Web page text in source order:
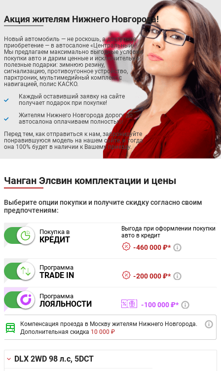
Акция жителям Нижнего Новгорода!
Новый автомобиль — не роскошь, а доступное
приобретение — в автосалоне «Центральный»!
Мы предлагаем максимально выгодные условия
покупки авто и дарим ценные и исключительно
полезные подарки: зимнюю резину,
сигнализацию, противоугонное устройство,
парктроник, мультимедийный комплекс с
навигацией, полис КАСКО.
Каждый оставивший заявку на сайте
получает подарок при покупке!
Жителям Нижнего Новгорода дорогу до
автосалона оплачиваем полностью!
Перед тем, как отправиться к нам, забронируйте
понравившуюся модель на нашем сайте, и тогда
она 100% будет в наличии к Вашему приезду.
Чанган Элсвин комплектации и цены
Выберите опции покупки и получите скидку согласно своим
предпочтениям:
Покупка в
КРЕДИТ
Выгода при оформлении покупки
авто в кредит
460 000 ₽*
Программа
TRADE IN 200 000 ₽*
Программа
ЛОЯЛЬНОСТИ 100 000 ₽*
Компенсация проезда в Москву жителям Нижнего Новгорода.
Дополнительная скидка 10 000 ₽
DLX 2WD 98 л.с, 5DCT